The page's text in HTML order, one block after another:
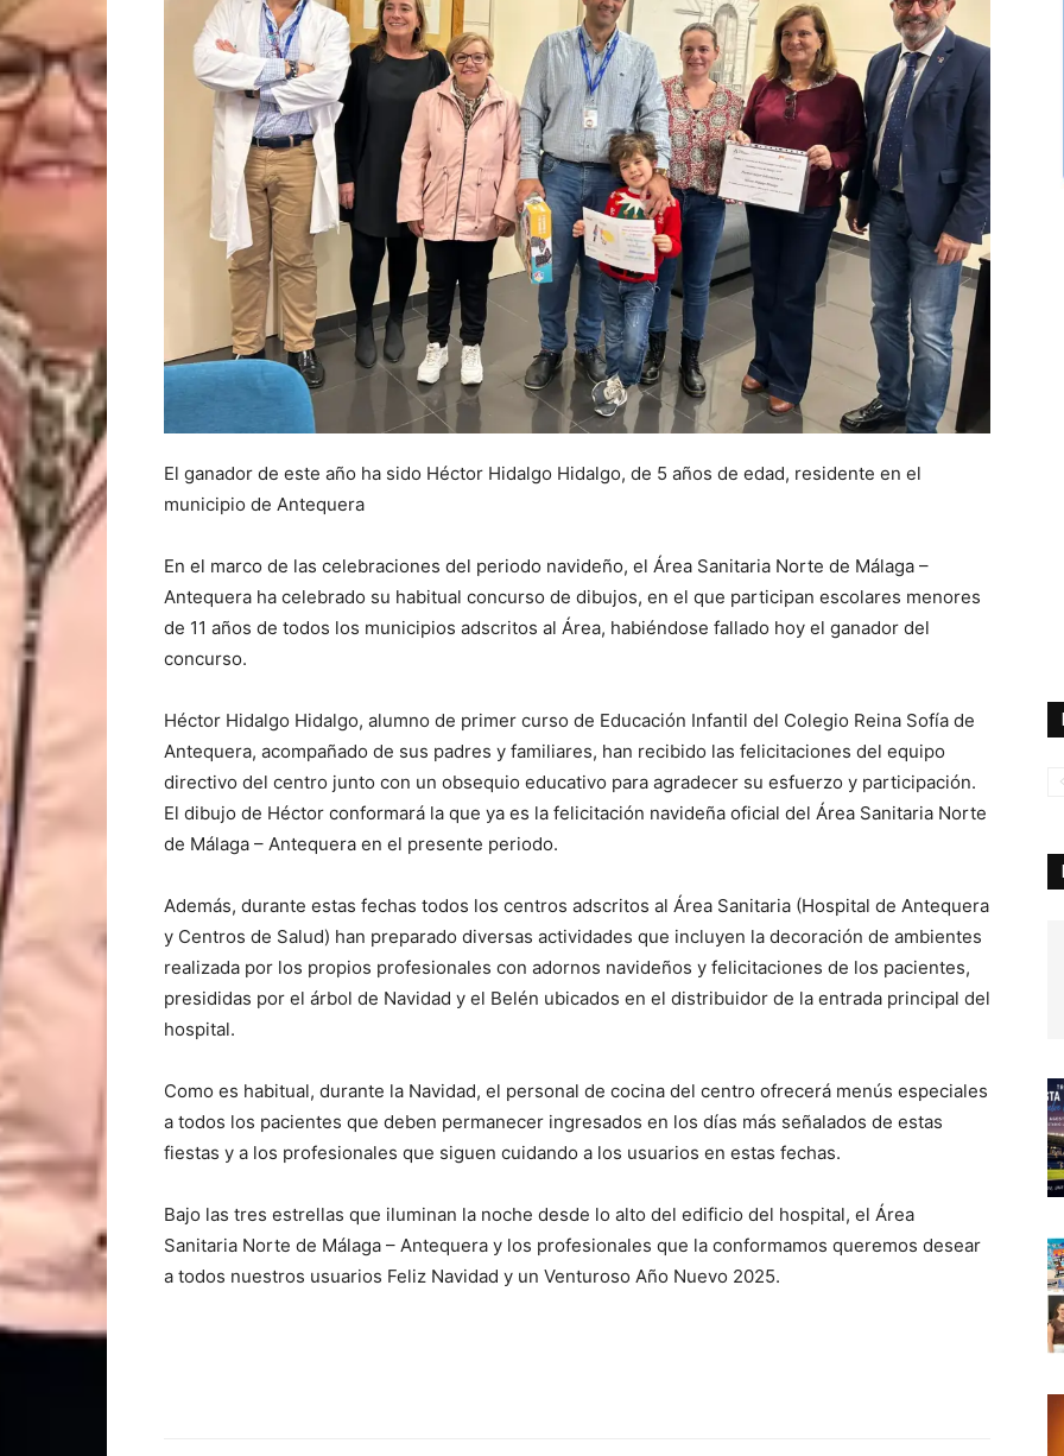
El ganador de este año ha sido Héctor Hidalgo Hidalgo, de 5 años de edad, residente en el
municipio de Antequera
En el marco de las celebraciones del periodo navideño, el Área Sanitaria Norte de Málaga –
Antequera ha celebrado su habitual concurso de dibujos, en el que participan escolares menores
de 11 años de todos los municipios adscritos al Área, habiéndose fallado hoy el ganador del
concurso.
Héctor Hidalgo Hidalgo, alumno de primer curso de Educación Infantil del Colegio Reina Sofía de
Antequera, acompañado de sus padres y familiares, han recibido las felicitaciones del equipo
directivo del centro junto con un obsequio educativo para agradecer su esfuerzo y participación.
El dibujo de Héctor conformará la que ya es la felicitación navideña oficial del Área Sanitaria Norte
de Málaga – Antequera en el presente periodo.
Además, durante estas fechas todos los centros adscritos al Área Sanitaria (Hospital de Antequera
y Centros de Salud) han preparado diversas actividades que incluyen la decoración de ambientes
realizada por los propios profesionales con adornos navideños y felicitaciones de los pacientes,
presididas por el árbol de Navidad y el Belén ubicados en el distribuidor de la entrada principal del
hospital.
Como es habitual, durante la Navidad, el personal de cocina del centro ofrecerá menús especiales
a todos los pacientes que deben permanecer ingresados en los días más señalados de estas
fiestas y a los profesionales que siguen cuidando a los usuarios en estas fechas.
Bajo las tres estrellas que iluminan la noche desde lo alto del edificio del hospital, el Área
Sanitaria Norte de Málaga – Antequera y los profesionales que la conformamos queremos desear
a todos nuestros usuarios Feliz Navidad y un Venturoso Año Nuevo 2025.